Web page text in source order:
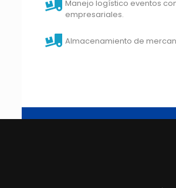
Manejo logístico eventos
empresariales.
Almacenamiento de